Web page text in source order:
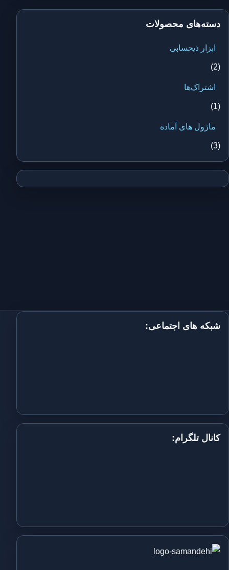
دسته‌های محصولات
ابزار ذیحسابی
(2)
اشتراک‌ها
(1)
ماژول های آماده
(3)
شبکه های اجتماعی:
کانال تلگرام: